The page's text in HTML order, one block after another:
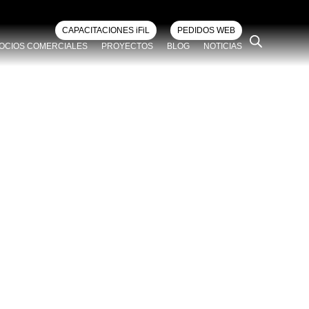
CAPACITACIONES iFiL
PEDIDOS WEB
COMERCIALES PROYECTOS BLOG NOTICIAS